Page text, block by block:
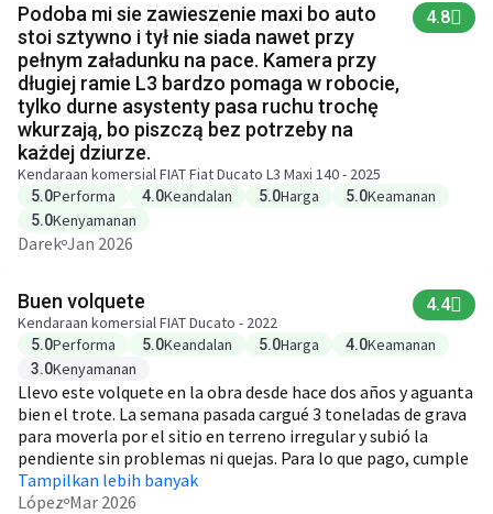
Podoba mi sie zawieszenie maxi bo auto
stoi sztywno i tył nie siada nawet przy
pełnym załadunku na pace. Kamera przy
długiej ramie L3 bardzo pomaga w robocie,
tylko durne asystenty pasa ruchu trochę
wkurzają, bo piszczą bez potrzeby na
każdej dziurze.
Kendaraan komersial FIAT Fiat Ducato L3 Maxi 140 - 2025
4.8
5.0Performa 4.0Keandalan 5.0Harga 5.0Keamanan
5.0Kenyamanan
Darek Jan 2026
Buen volquete
Kendaraan komersial FIAT Ducato - 2022
4.4
5.0Performa 5.0Keandalan 5.0Harga 4.0Keamanan
3.0Kenyamanan
Llevo este volquete en la obra desde hace dos años y aguanta
bien el trote. La semana pasada cargué 3 toneladas de grava
para moverla por el sitio en terreno irregular y subió la
pendiente sin problemas ni quejas. Para lo que pago, cumple
sin dramas en el día a día.
Tampilkan lebih banyak
López Mar 2026